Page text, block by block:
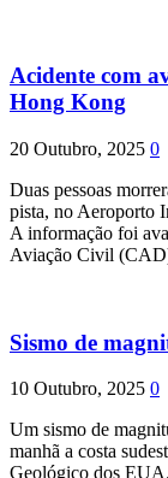
Acidente com
Hong Kong
20 Outubro, 2025 0
Duas pessoas
pista, no Aeroporto
A informação foi
Aviação Civil
Sismo de
10 Outubro, 2025 0
Um sismo de
manhã a costa
Geológico dos